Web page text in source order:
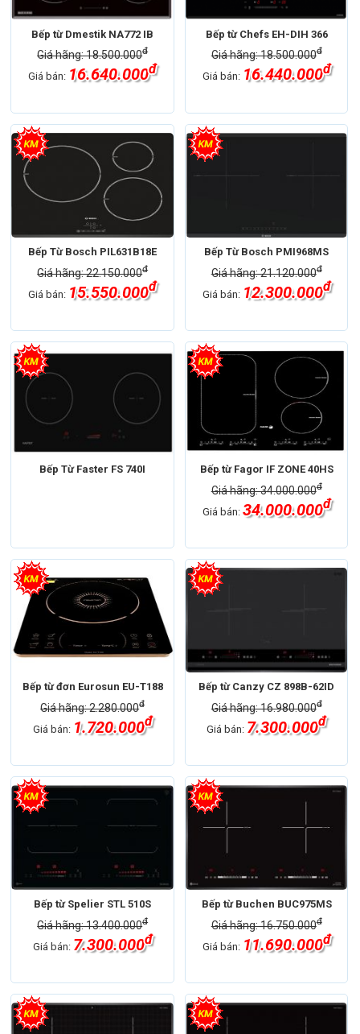
Bếp từ Dmestik NA772 IB
Giá hãng: 18.500.000đ
Giá bán: 16.640.000đ
Bếp từ Chefs EH-DIH 366
Giá hãng: 18.500.000đ
Giá bán: 16.440.000đ
Bếp Từ Bosch PIL631B18E
Giá hãng: 22.150.000đ
Giá bán: 15.550.000đ
Bếp Từ Bosch PMI968MS
Giá hãng: 21.120.000đ
Giá bán: 12.300.000đ
Bếp Từ Faster FS 740I Bếp từ Fagor IF ZONE 40HS
Giá hãng: 34.000.000đ
Giá bán: 34.000.000đ
Bếp từ đơn Eurosun EU-T188
Giá hãng: 2.280.000đ
Giá bán: 1.720.000đ
Bếp từ Canzy CZ 898B-62ID
Giá hãng: 16.980.000đ
Giá bán: 7.300.000đ
Bếp từ Spelier STL 510S
Giá hãng: 13.400.000đ
Giá bán: 7.300.000đ
Bếp từ Buchen BUC975MS
Giá hãng: 16.750.000đ
Giá bán: 11.690.000đ